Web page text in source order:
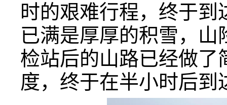
时的艰难行程，终于
已满是厚厚的积雪，
检站后的山路已经做了
度，终于在半小时后